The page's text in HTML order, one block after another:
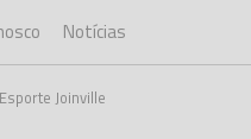
Notícias
Joinville